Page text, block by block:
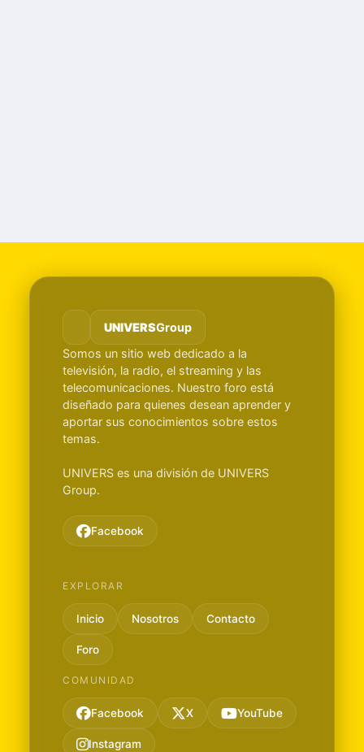
UNIVERSGroup
Somos un sitio web dedicado a la
televisión, la radio, el streaming y las
telecomunicaciones. Nuestro foro está
diseñado para quienes desean aprender y
aportar sus conocimientos sobre estos
temas.
UNIVERS es una división de UNIVERS
Group.
Facebook
EXPLORAR
Inicio Nosotros Contacto
Foro
COMUNIDAD
Facebook X YouTube
Instagram